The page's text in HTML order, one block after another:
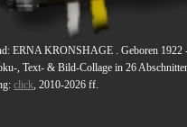
ERNA KRONSHAGE . Geboren 1922
, Text- & Bild-Collage in 26
click, 2010-2026 ff.